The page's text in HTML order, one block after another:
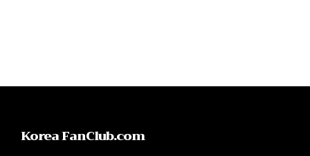
Korea FanClub.com